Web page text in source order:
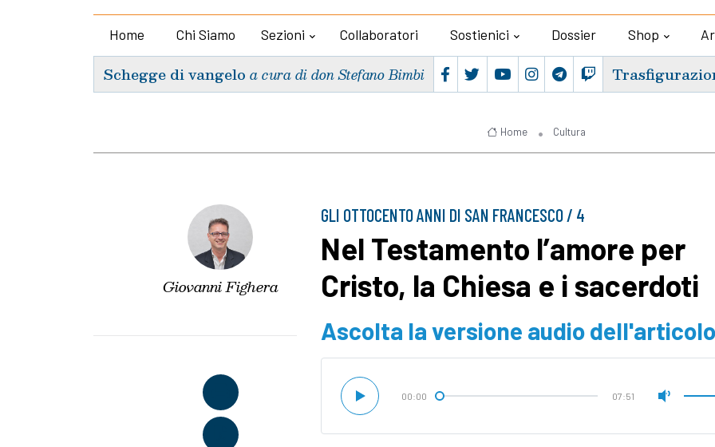
Home Chi Siamo Sezioni Collaboratori Sostienici Dossier Shop
Schegge di vangelo a cura di don Stefano Bimbi
Home Cultura
Giovanni Fighera
GLI OTTOCENTO ANNI DI SAN FRANCESCO / 4
Nel Testamento l’amore per
Cristo, la Chiesa e i sacerdoti
Ascolta la versione audio dell'articolo
00:00 07:51